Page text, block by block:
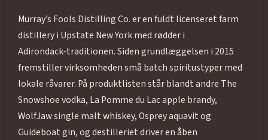
Murray’s Fools Distilling Co. er en fuldt licenseret farm
distillery i Upstate New York med rødder i
Adirondack‑traditionen. Siden grundlæggelsen i 2015
fremstiller virksomheden små batch spiritustyper med
lokale råvarer. På produktlisten står blandt andre The
Snowshoe vodka, La Pomme du Lac apple brandy,
WolfJaw single malt whiskey, Osprey aquavit og
Guideboat gin, og destilleriet driver en åben